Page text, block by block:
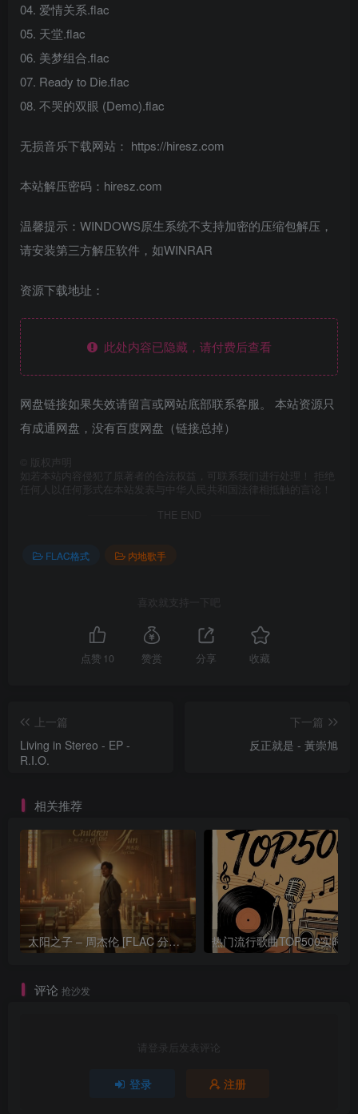
04. 爱情关系.flac
05. 天堂.flac
06. 美梦组合.flac
07. Ready to Die.flac
08. 不哭的双眼 (Demo).flac
无损音乐下载网站： https://hiresz.com
本站解压密码：hiresz.com
温馨提示：WINDOWS原生系统不支持加密的压缩包解压，
请安装第三方解压软件，如WINRAR
资源下载地址：
此处内容已隐藏，请付费后查看
网盘链接如果失效请留言或网站底部联系客服。 本站资源只
有成通网盘，没有百度网盘（链接总掉）
版权声明
如若本站内容侵犯了原著者的合法权益，可联系我们进行处理！ 拒绝
任何人以任何形式在本站发表与中华人民共和国法律相抵触的言论！
THE END
FLAC格式 内地歌手
喜欢就支持一下吧
点赞 10 赞赏 分享 收藏
上一篇
Living in Stereo - EP -
R.I.O.
下一篇
反正就是 - 黃崇旭
相关推荐
太阳之子 – 周杰伦 [FLAC 分轨 192Khz 24bit]
评论 抢沙发
请登录后发表评论
登录 注册